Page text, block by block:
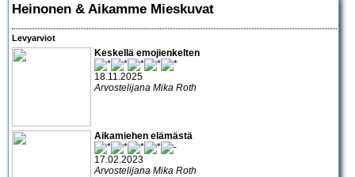
Heinonen & Aikamme Mieskuvat
Levyarviot
Keskellä emojienkelten
18.11.2025
Arvostelijana Mika Roth
Aikamiehen elämästä
17.02.2023
Arvostelijana Mika Roth